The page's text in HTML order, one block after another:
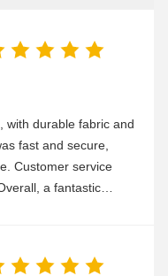
with durable fabric and
fast and secure,
Customer service
a fantastic